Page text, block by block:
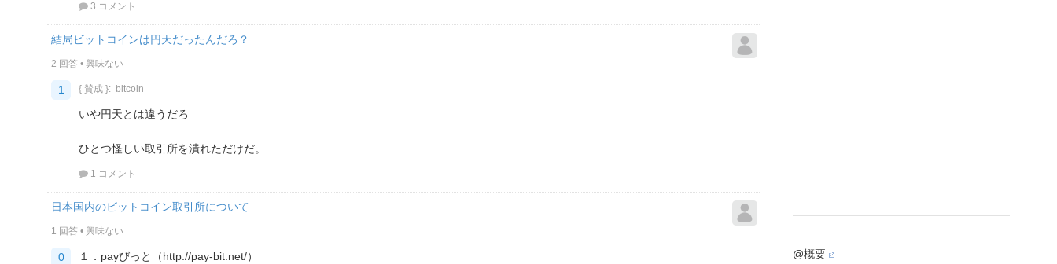
3 コメント
結局ビットコインは円天だったんだろ？
2 回答 • 興味ない
1 { 賛成 }: bitcoin
いや円天とは違うだろ
ひとつ怪しい取引所を潰れただけだ。
1 コメント
日本国内のビットコイン取引所について
1 回答 • 興味ない
0
１．payびっと（http://pay-bit.net/）
@概要